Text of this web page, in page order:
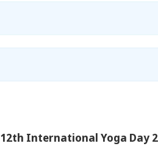
12th International Yoga Day